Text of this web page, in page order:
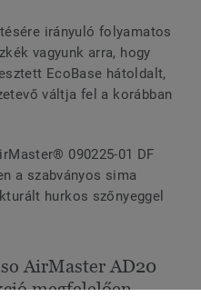
irányuló folyamatos
vagyunk arra, hogy
EcoBase hátoldalt,
váltja fel a korábban
090225-01 DF
a szabványos sima
hurkos szőnyeggel
AirMaster AD20
megfelelően